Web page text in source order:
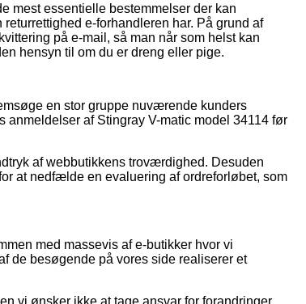
mest essentielle bestemmelser der kan
e-forhandleren har. På grund af
på e-mail, så man når som helst kan
hensyn til om du er dreng eller pige.
en stor gruppe nuværende kunders
anmeldelser af Stingray V-matic model 34114 før
af webbutikkens troværdighed. Desuden
at nedfælde en evaluering af ordreforløbet, som
med massevis af e-butikker hvor vi
de besøgende på vores side realiserer et
vi ønsker ikke at tage ansvar for forandringer